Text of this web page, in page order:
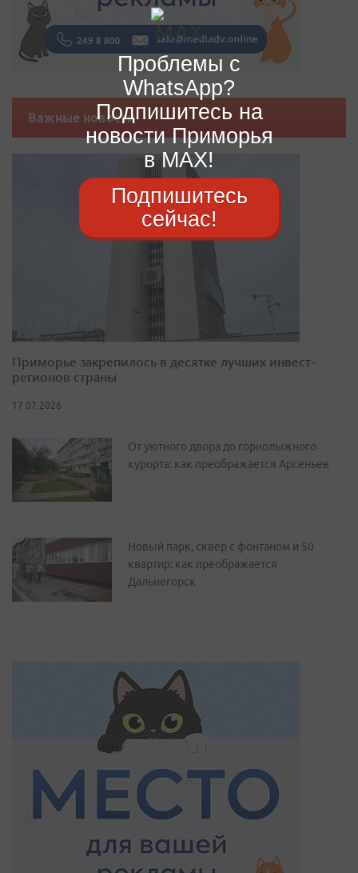
Важные новости
Приморье закрепилось в десятке лучших инвест-
регионов страны
17.07.2026
От уютного двора до горнолыжного
курорта: как преображается Арсеньев
Новый парк, сквер с фонтаном и 50
квартир: как преображается
Дальнегорск
Проблемы с
WhatsApp?
Подпишитесь на
новости Приморья
в MAX!
Подпишитесь
сейчас!